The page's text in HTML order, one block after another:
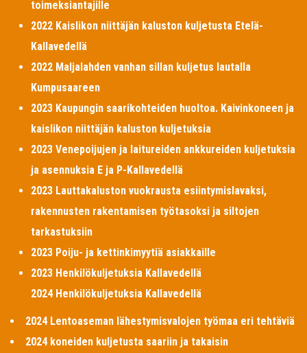
toimeksiantajille
2022 Kaislikon niittäjän kaluston kuljetusta Etelä-
Kallavedellä
2022 Maljalahden vanhan sillan kuljetus lautalla
Kumpusaareen
2023 Kaupungin saarikohteiden huoltoa. Kaivinkoneen ja
kaislikon niittäjän kaluston kuljetuksia
2023 Venepoijujen ja laitureiden ankkureiden kuljetuksia
ja asennuksia E ja P-Kallavedellä
2023 Lauttakaluston vuokrausta esiintymislavaksi,
rakennusten rakentamisen työtasoksi ja siltojen
tarkastuksiin
2023 Poiju- ja kettinkimyytiä asiakkaille
2023 Henkilökuljetuksia Kallavedellä
2024 Henkilökuljetuksia Kallavedellä
2024 Lentoaseman lähestymisvalojen työmaa eri tehtäviä
2024 koneiden kuljetusta saariin ja takaisin